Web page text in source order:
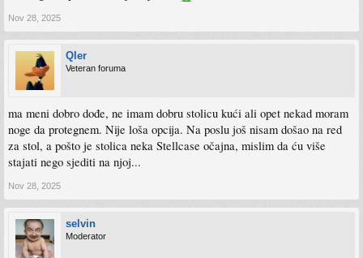
Nov 28, 2025
Qler
Veteran foruma
ma meni dobro dođe, ne imam dobru stolicu kući ali opet nekad moram
noge da protegnem. Nije loša opcija. Na poslu još nisam došao na red
za stol, a pošto je stolica neka Stellcase očajna, mislim da ću više
stajati nego sjediti na njoj...
Nov 28, 2025
selvin
Moderator